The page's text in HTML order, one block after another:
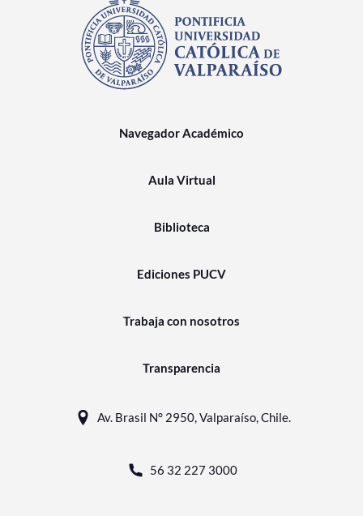
Navegador Académico
Aula Virtual
Biblioteca
Ediciones PUCV
Trabaja con nosotros
Transparencia
Av. Brasil N° 2950, Valparaíso, Chile.
56 32 227 3000